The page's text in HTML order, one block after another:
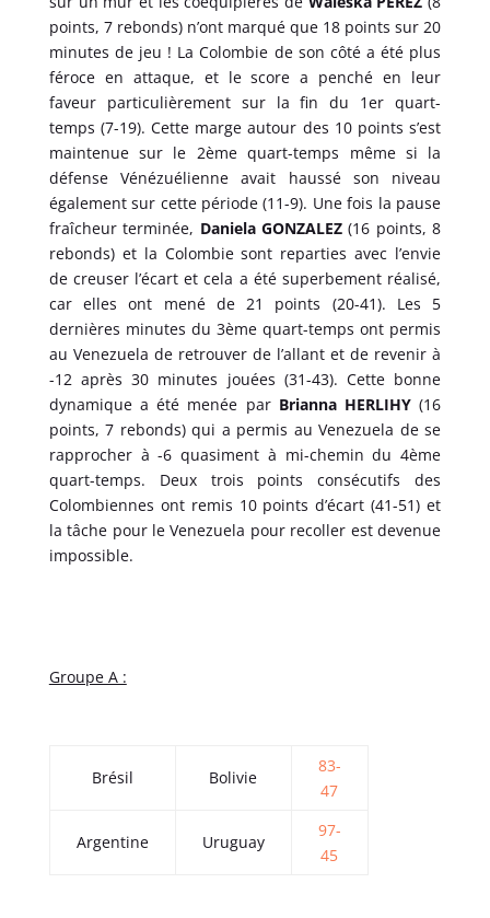
points, 7 rebonds) n’ont marqué que 18 points sur 20
minutes de jeu ! La Colombie de son côté a été plus
féroce en attaque, et le score a penché en leur
faveur particulièrement sur la fin du 1er quart-
temps (7-19). Cette marge autour des 10 points s’est
maintenue sur le 2ème quart-temps même si la
défense Vénézuélienne avait haussé son niveau
également sur cette période (11-9). Une fois la pause
fraîcheur terminée, Daniela GONZALEZ (16 points, 8
rebonds) et la Colombie sont reparties avec l’envie
de creuser l’écart et cela a été superbement réalisé,
car elles ont mené de 21 points (20-41). Les 5
dernières minutes du 3ème quart-temps ont permis
au Venezuela de retrouver de l’allant et de revenir à
-12 après 30 minutes jouées (31-43). Cette bonne
dynamique a été menée par Brianna HERLIHY (16
points, 7 rebonds) qui a permis au Venezuela de se
rapprocher à -6 quasiment à mi-chemin du 4ème
quart-temps. Deux trois points consécutifs des
Colombiennes ont remis 10 points d’écart (41-51) et
la tâche pour le Venezuela pour recoller est devenue
impossible.
Groupe A :
Brésil Bolivie
83-
47
Argentine Uruguay
97-
45